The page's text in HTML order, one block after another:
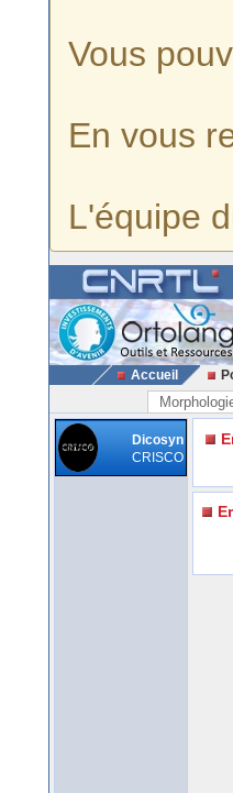
Vous
En vous
L'équipe
Accueil
Dicosyn
CRISCO